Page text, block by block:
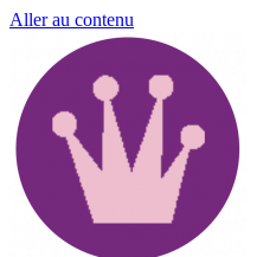
Aller au contenu